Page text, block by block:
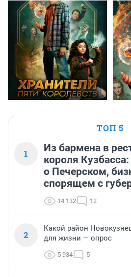
ТОП 5
1
Из бармена в
короля
о Печерском,
спорящем с
14 132 12
2
Какой район
для жизни — опрос
5 934 5